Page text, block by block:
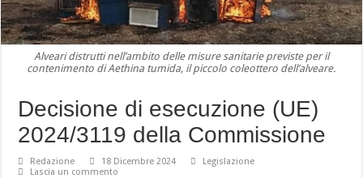
Alveari distrutti nell’ambito delle misure sanitarie previste per il
contenimento di Aethina tumida, il piccolo coleottero dell’alveare.
Decisione di esecuzione (UE)
2024/3119 della Commissione
Redazione 18 Dicembre 2024
Legislazione
Lascia un commento